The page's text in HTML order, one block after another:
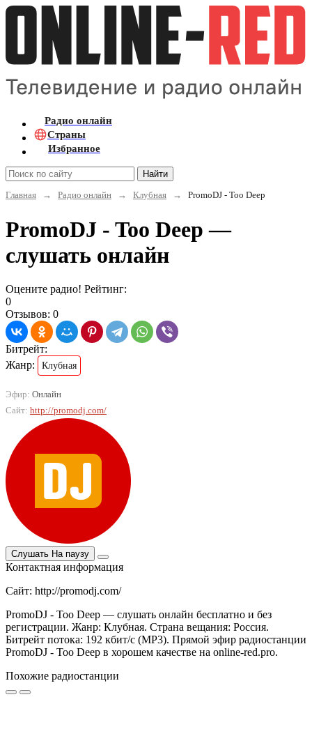
Радио онлайн
Страны
Избранное
Найти
Главная
→ Радио онлайн → Клубная → PromoDJ - Too Deep
PromoDJ - Too Deep —
слушать онлайн
Оцените радио! Рейтинг:
0
Отзывов: 0
Битрейт:
Жанр:
Клубная
Эфир: Онлайн
Сайт: http://promodj.com/
Слушать На паузу
Контактная информация
Сайт: http://promodj.com/
PromoDJ - Too Deep — слушать онлайн бесплатно и без
регистрации. Жанр: Клубная. Страна вещания: Россия.
Битрейт потока: 192 кбит/с (MP3). Прямой эфир радиостанции
PromoDJ - Too Deep в хорошем качестве на online-red.pro.
Похожие радиостанции